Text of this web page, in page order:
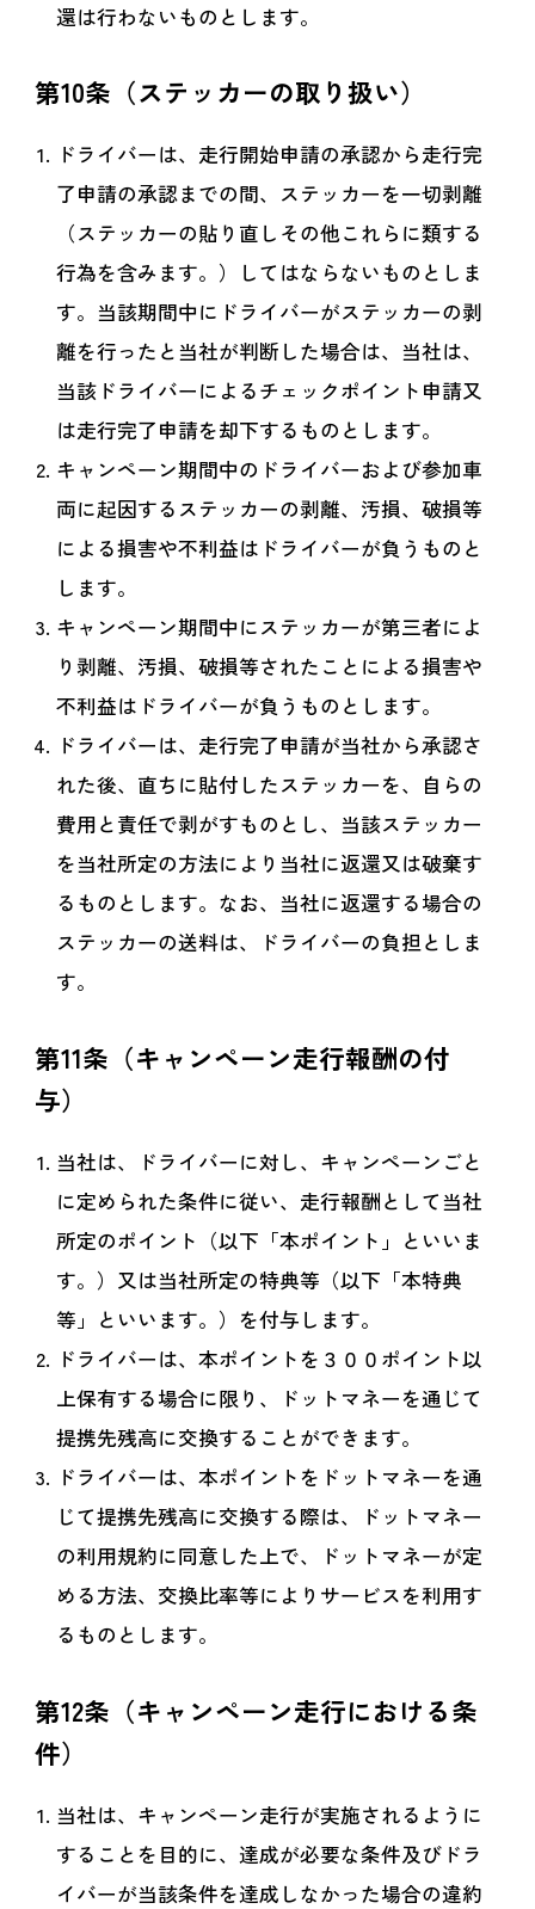
還は行わないものとします。
第10条（ステッカーの取り扱い）
ドライバーは、走行開始申請の承認から走行完
了申請の承認までの間、ステッカーを一切剥離
（ステッカーの貼り直しその他これらに類する
行為を含みます。）してはならないものとしま
す。当該期間中にドライバーがステッカーの剥
離を行ったと当社が判断した場合は、当社は、
当該ドライバーによるチェックポイント申請又
は走行完了申請を却下するものとします。
キャンペーン期間中のドライバーおよび参加車
両に起因するステッカーの剥離、汚損、破損等
による損害や不利益はドライバーが負うものと
します。
キャンペーン期間中にステッカーが第三者によ
り剥離、汚損、破損等されたことによる損害や
不利益はドライバーが負うものとします。
ドライバーは、走行完了申請が当社から承認さ
れた後、直ちに貼付したステッカーを、自らの
費用と責任で剥がすものとし、当該ステッカー
を当社所定の方法により当社に返還又は破棄す
るものとします。なお、当社に返還する場合の
ステッカーの送料は、ドライバーの負担としま
す。
第11条（キャンペーン走行報酬の付
与）
当社は、ドライバーに対し、キャンペーンごと
に定められた条件に従い、走行報酬として当社
所定のポイント（以下「本ポイント」といいま
す。）又は当社所定の特典等（以下「本特典
等」といいます。）を付与します。
ドライバーは、本ポイントを３００ポイント以
上保有する場合に限り、ドットマネーを通じて
提携先残高に交換することができます。
ドライバーは、本ポイントをドットマネーを通
じて提携先残高に交換する際は、ドットマネー
の利用規約に同意した上で、ドットマネーが定
める方法、交換比率等によりサービスを利用す
るものとします。
第12条（キャンペーン走行における条
件）
当社は、キャンペーン走行が実施されるように
することを目的に、達成が必要な条件及びドラ
イバーが当該条件を達成しなかった場合の違約